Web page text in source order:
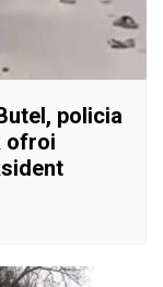
policia
ofroi